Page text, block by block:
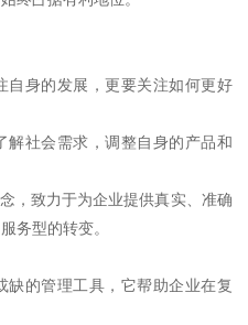
自身的发展，更要关注如何更好
解社会需求，调整自身的产品和
，致力于为企业提供真实、准确
务型的转变。
缺的管理工具，它帮助企业在复